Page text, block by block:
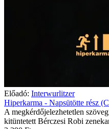
Előadó: Interwurlitzer
Hiperkarma - Napsütötte rész
A megkérdőjelezhetetlen
kitüntetett Bérczesi Robi